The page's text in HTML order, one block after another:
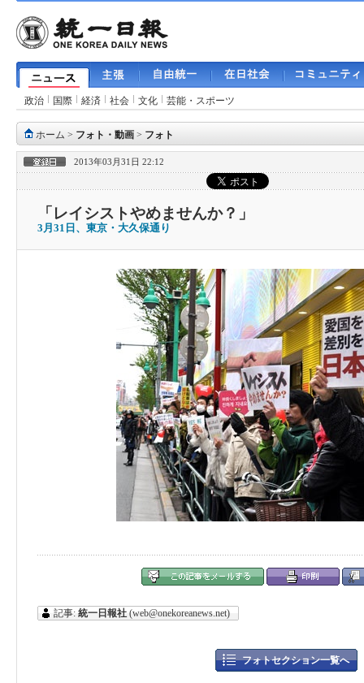
政治 国際 経済 社会 文化 芸能・スポーツ
ホーム > フォト・動画 > フォト
2013年03月31日 22:12
「レイシストやめませんか？」
3月31日、東京・大久保通り
記事: 統一日報社 (web@onekoreanews.net)
フォトセクション一覧へ